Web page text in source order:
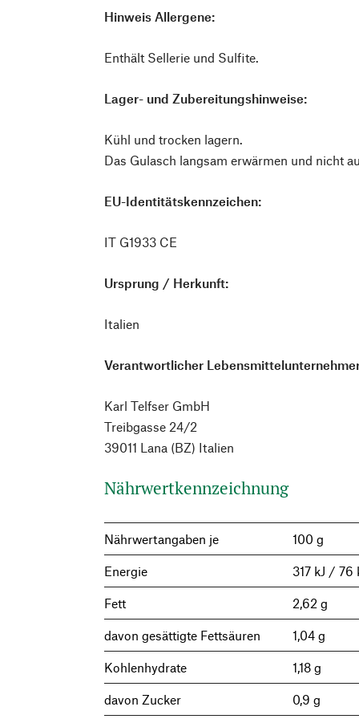
Hinweis Allergene:
Enthält Sellerie und Sulfite.
Lager- und Zubereitungshinweise:
Kühl und trocken lagern.
Das Gulasch langsam erwärmen und nicht
EU-Identitätskennzeichen:
IT G1933 CE
Ursprung / Herkunft:
Italien
Verantwortlicher
Karl Telfser GmbH
Treibgasse 24/2
39011 Lana (BZ) Italien
Nährwertkennzeichnung
Nährwertangaben je 100 g
Energie 317 kJ / 76
Fett 2,62 g
davon gesättigte Fettsäuren 1,04 g
Kohlenhydrate 1,18 g
davon Zucker 0,9 g